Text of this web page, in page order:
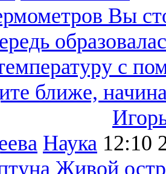
Вы
с
ближе,
Наука 12:10
Живой